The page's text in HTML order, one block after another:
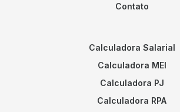
Contato
Calculadora Salarial
Calculadora MEI
Calculadora PJ
Calculadora RPA